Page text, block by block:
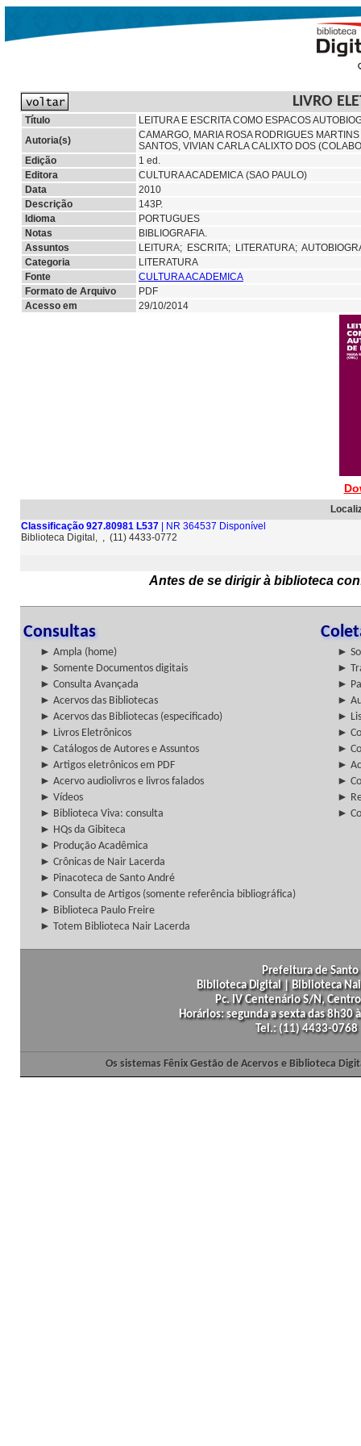
LIVRO
Título
LEITURA E ESCRITA COMO ESPACOS
Autoria(s)
CAMARGO, MARIA ROSA RODRIGUES
SANTOS, VIVIAN CARLA CALIXTO DOS
Edição
1 ed.
Editora
CULTURA ACADEMICA (SAO PAULO)
Data
2010
Descrição
143P.
Idioma
PORTUGUES
Notas
BIBLIOGRAFIA.
Assuntos
LEITURA; ESCRITA; LITERATURA;
Categoria
LITERATURA
Fonte
CULTURA ACADEMICA
Formato de Arquivo
PDF
Acesso em
29/10/2014
Classificação 927.80981 L537 | NR 364537 Disponível
Biblioteca Digital, , (11) 4433-0772
Antes de se dirigir à biblioteca
Consultas
► Ampla (home)
►
► Somente Documentos digitais
►
► Consulta Avançada
►
► Acervos das Bibliotecas
►
► Acervos das Bibliotecas (especificado)
►
► Livros Eletrônicos
►
► Catálogos de Autores e Assuntos
►
► Artigos eletrônicos em PDF
►
► Acervo audiolivros e livros falados
►
► Vídeos
►
► Biblioteca Viva: consulta
►
► HQs da Gibiteca
► Produção Acadêmica
► Crônicas de Nair Lacerda
► Pinacoteca de Santo André
► Consulta de Artigos (somente referência bibliográfica)
► Biblioteca Paulo Freire
► Totem Biblioteca Nair Lacerda
Prefeitura de
Biblioteca Digital | Biblioteca
Pc. IV Centenário S/N,
Horários: segunda a sexta das
Tel.: (11) 4433-
Os sistemas Fênix Gestão de Acervos e Biblioteca